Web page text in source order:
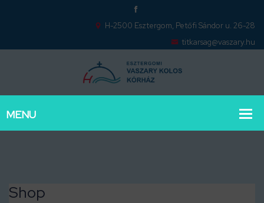
H-2500 Esztergom, Petőfi Sándor u. 26-28
titkarsag@vaszary.hu
Shop